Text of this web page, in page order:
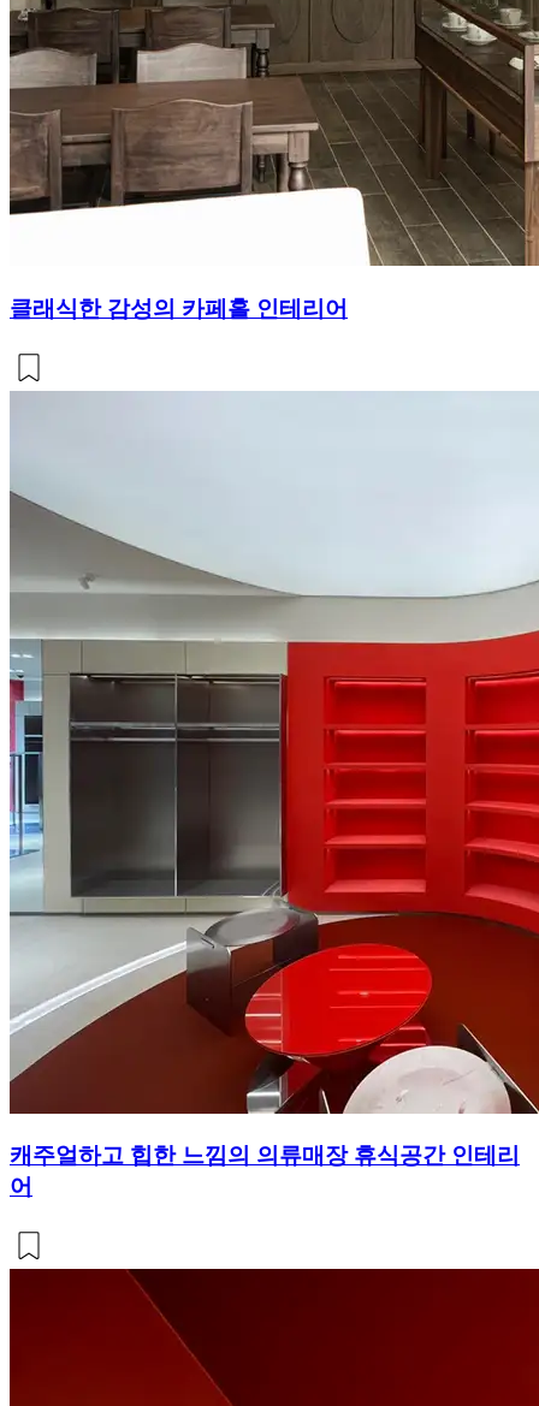
클래식한 감성의 카페홀 인테리어
캐주얼하고 힙한 느낌의 의류매장 휴식공간 인테리
어